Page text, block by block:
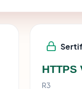
HTTPS
R3